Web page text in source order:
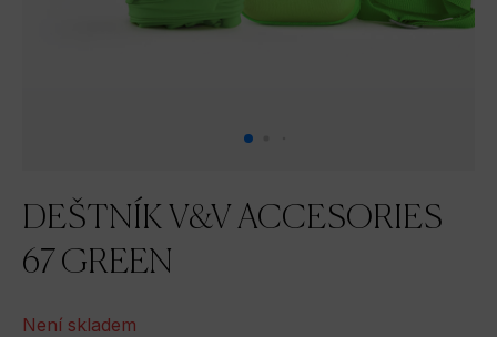
DEŠTNÍK V&V ACCESORIES
67 GREEN
Není skladem